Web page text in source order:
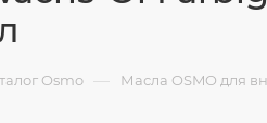
Osmo — Масла OSMO для